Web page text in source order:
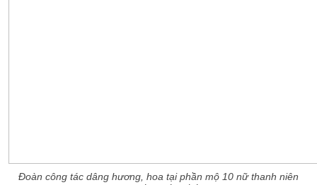
Đoàn công tác dâng hương, hoa tại phần mộ 10 nữ thanh niên